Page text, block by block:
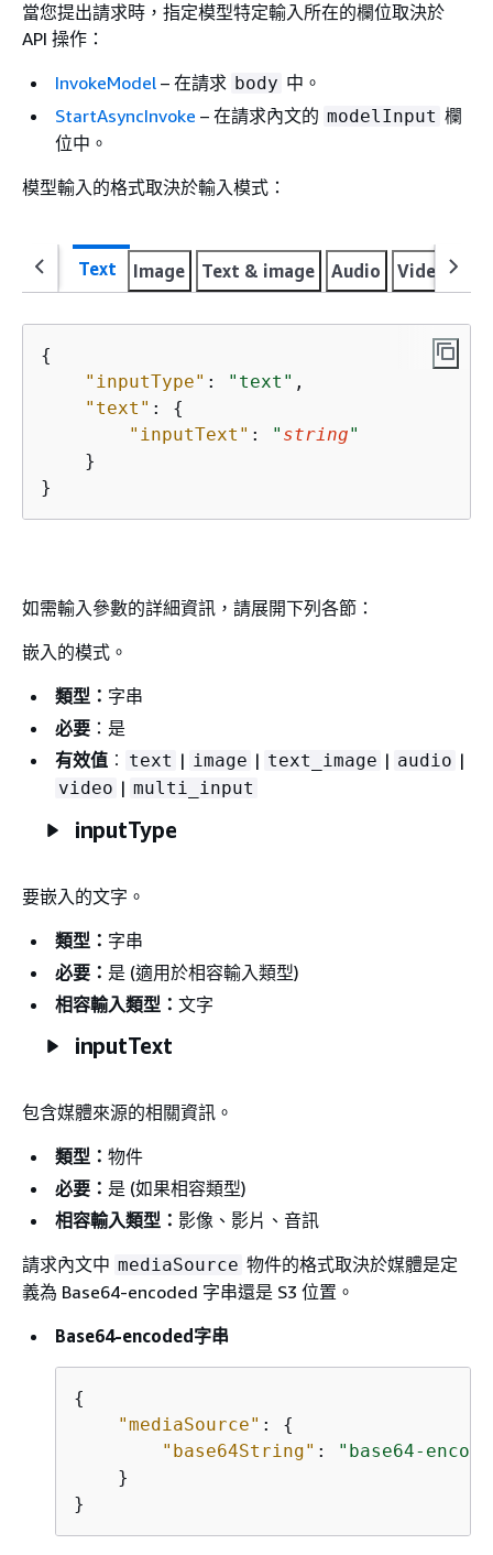
當您提出請求時，指定模型特定輸入所在的欄位取決於
API 操作：
InvokeModel – 在請求 body 中。
StartAsyncInvoke – 在請求內文的 modelInput 欄
位中。
模型輸入的格式取決於輸入模式：
Text Image Text & image Audio Video
{
"inputType" : "text" ,
"text" : {
"inputText" : " string"
    }
}
如需輸入參數的詳細資訊，請展開下列各節：
嵌入的模式。
類型： 字串
必要 ：是
有效值 ︰ text | image | text_image | audio |
video | multi_input
inputType
要嵌入的文字。
類型： 字串
必要： 是 (適用於相容輸入類型)
相容輸入類型： 文字
inputText
包含媒體來源的相關資訊。
類型： 物件
必要： 是 (如果相容類型)
相容輸入類型： 影像、影片、音訊
請求內文中 mediaSource 物件的格式取決於媒體是定
義為 Base64-encoded 字串還是 S3 位置。
Base64-encoded字串
{
"mediaSource" : {
"base64String" :
"base64-
    }
}